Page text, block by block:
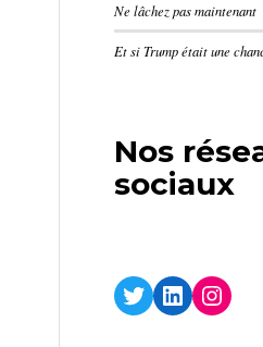
Ne lâchez pas maintenant
Et si Trump était une
Nos
sociaux
Twitter
LinkedIn